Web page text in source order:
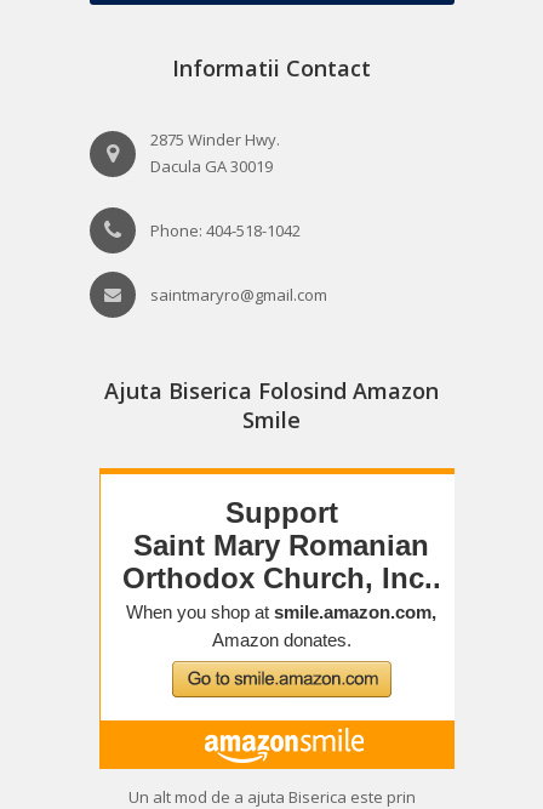
Informatii Contact
2875 Winder Hwy.
Dacula GA 30019
Phone: 404-518-1042
saintmaryro@gmail.com
Ajuta Biserica Folosind Amazon
Smile
Un alt mod de a ajuta Biserica este prin